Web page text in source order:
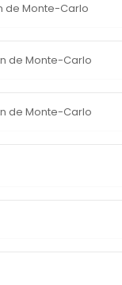
de Monte-Carlo
de Monte-Carlo
de Monte-Carlo